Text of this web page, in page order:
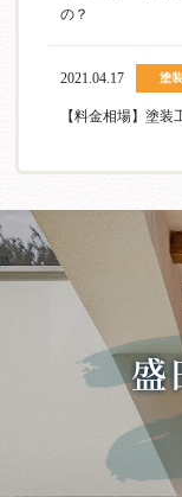
の？
2021.04.17 塗
【料金相場】塗装